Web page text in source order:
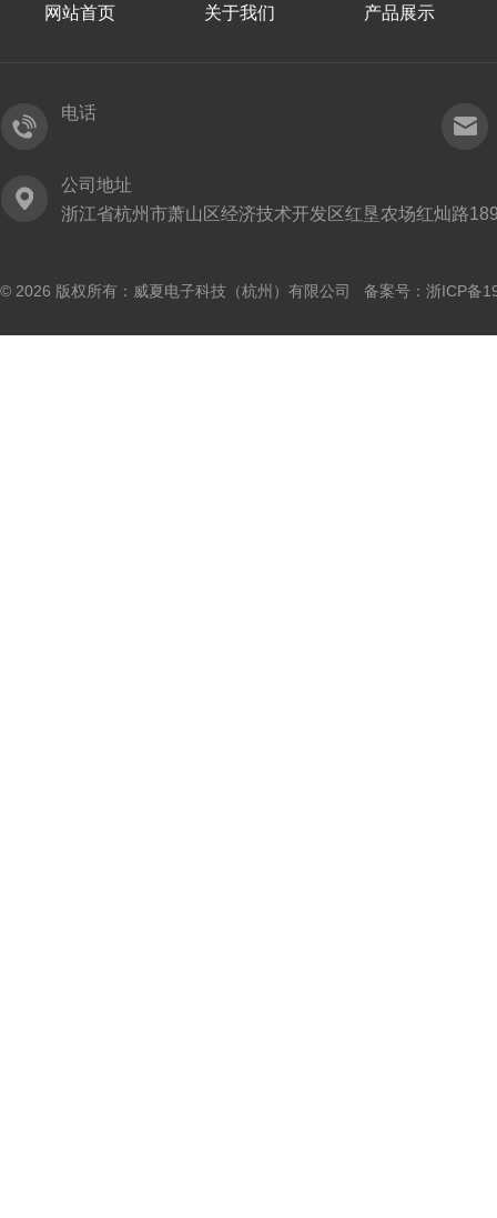
网站首页 关于我们 产品展示
电话
公司地址
浙江省杭州市萧山区经济技术开发区红垦农场红灿路
© 2026 版权所有：威夏电子科技（杭州）有限公司 备案号： 浙ICP备